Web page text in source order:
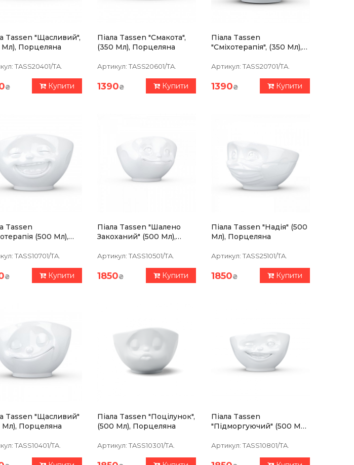
Tassen "Щасливий",
Мл), Порцеляна
TASS20401/TA.
₴ Купити
Піала Tassen "Смакота",
(350 Мл), Порцеляна
Артикул: TASS20601/TA.
1390₴ Купити
Піала Tassen
"Сміхотерапія", (350 Мл),
Артикул: TASS20701/TA.
1390₴ Купити
Tassen
(500 Мл),
TASS10701/TA.
₴ Купити
Піала Tassen "Шалено
Закоханий" (500 Мл),
Артикул: TASS10501/TA.
1850₴ Купити
Піала Tassen "Надія" (500
Мл), Порцеляна
Артикул: TASS25101/TA.
1850₴ Купити
Tassen "Щасливий"
Мл), Порцеляна
TASS10401/TA.
Піала Tassen "Поцілунок",
(500 Мл), Порцеляна
Артикул: TASS10301/TA.
Піала Tassen
"Підморгуючий" (500 Мл),
Артикул: TASS10801/TA.